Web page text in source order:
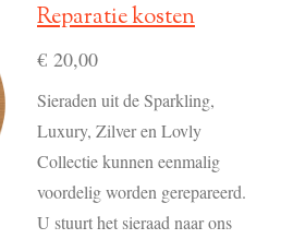
Reparatie kosten
€ 20,00
Sieraden uit de Sparkling,
Luxury, Zilver en Lovly
Collectie kunnen eenmalig
voordelig worden gerepareerd.
U stuurt het sieraad naar ons